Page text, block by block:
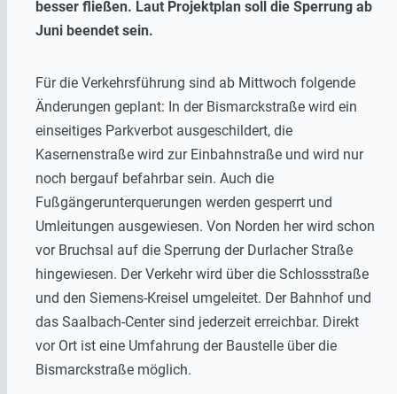
besser fließen. Laut Projektplan soll die Sperrung ab
Juni beendet sein.
Für die Verkehrsführung sind ab Mittwoch folgende
Änderungen geplant: In der Bismarckstraße wird ein
einseitiges Parkverbot ausgeschildert, die
Kasernenstraße wird zur Einbahnstraße und wird nur
noch bergauf befahrbar sein. Auch die
Fußgängerunterquerungen werden gesperrt und
Umleitungen ausgewiesen. Von Norden her wird schon
vor Bruchsal auf die Sperrung der Durlacher Straße
hingewiesen. Der Verkehr wird über die Schlossstraße
und den Siemens-Kreisel umgeleitet. Der Bahnhof und
das Saalbach-Center sind jederzeit erreichbar. Direkt
vor Ort ist eine Umfahrung der Baustelle über die
Bismarckstraße möglich.